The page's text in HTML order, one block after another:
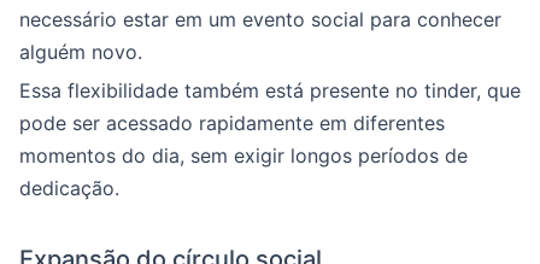
necessário estar em um evento social para conhecer
alguém novo.
Essa flexibilidade também está presente no tinder, que
pode ser acessado rapidamente em diferentes
momentos do dia, sem exigir longos períodos de
dedicação.